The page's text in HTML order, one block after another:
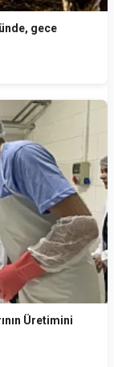
gece
Üretimini